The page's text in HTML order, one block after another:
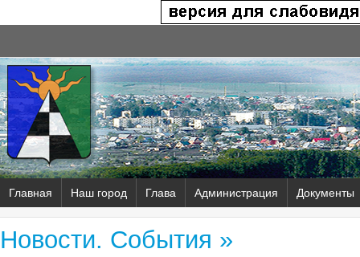
Главная Наш город Глава Администрация Документы
Новости. События »